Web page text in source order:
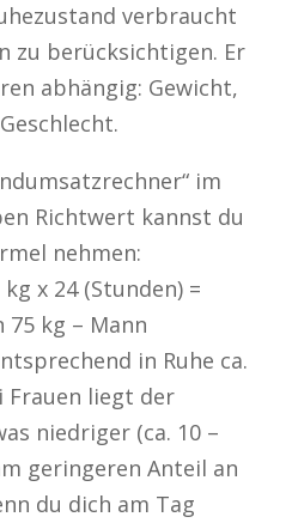
verbraucht
zu berücksichtigen. Er
abhängig: Gewicht,
im
Richtwert kannst du
nehmen:
x 24 (Stunden) =
75 kg – Mann
in Ruhe ca.
Frauen liegt der
niedriger (ca. 10 –
geringeren Anteil an
du dich am Tag